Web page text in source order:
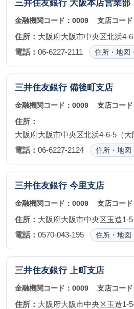
三井住友銀行 大阪本店営業部
金融機関コード： 0009 支店コード
住所： 大阪府大阪市中央区北浜4-
電話： 06-6227-2111 住所・地図
三井住友銀行 備後町支店
金融機関コード： 0009 支店コード
住所：
大阪府大阪市中央区北浜4-6-5（大
電話： 06-6227-2124 住所・地図
三井住友銀行 今里支店
金融機関コード： 0009 支店コード
住所： 大阪府大阪市中央区玉造1-
電話： 0570-043-195 住所・地図
三井住友銀行 上町支店
金融機関コード： 0009 支店コード
住所： 大阪府大阪市中央区玉造1-